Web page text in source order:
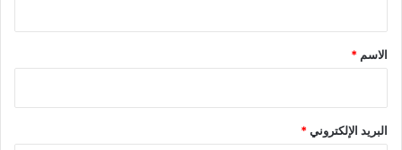
*
الاسم *
البريد الإلكتروني*